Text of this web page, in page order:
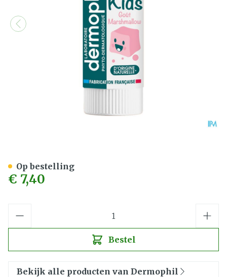
€ 7,40
Bestel
Op bestelling
Bekijk alle producten van Dermophil